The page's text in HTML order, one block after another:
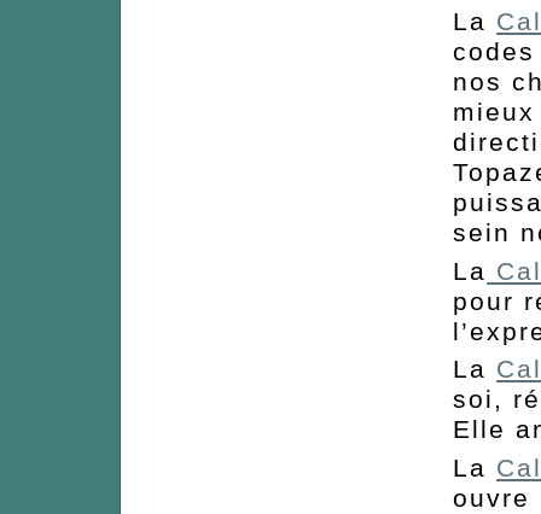
La
nos
sein
La
pour
La
soi,
Elle
La
ouvre